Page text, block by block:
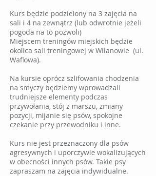
Kurs będzie podzielony na 3 zajęcia na
sali i 4 na zewnątrz (lub odwrotnie jeżeli
pogoda na to pozwoli)
Miejscem treningów miejskich będzie
okolica sali treningowej w Wilanowie (ul.
Waflowa).
Na kursie oprócz szlifowania chodzenia
na smyczy będziemy wprowadzali
trudniejsze elementy podczas
przywołania, stój z marszu, zmiany
pozycji, mijanie się psów, spokojne
czekanie przy przewodniku i inne.
Kurs nie jest przeznaczony dla psów
agresywnych i uporczywie wokalizujących
w obecności innych psów. Takie psy
zapraszam na zajęcia indywidualne.